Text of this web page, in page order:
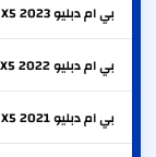
بي ام دبليو X52023
بي ام دبليو X52022
بي ام دبليو X52021